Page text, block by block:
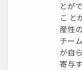
とが
こ と
産性
チー
が自
寄与